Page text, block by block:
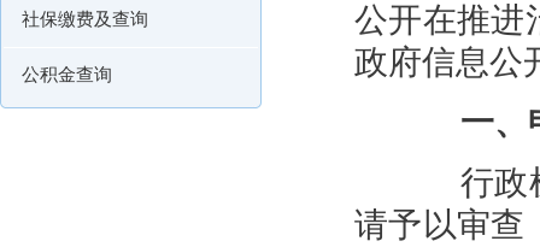
社保缴费及查询
公积金查询
公开在推进
政府信息公
一、
行政机
请予以审查